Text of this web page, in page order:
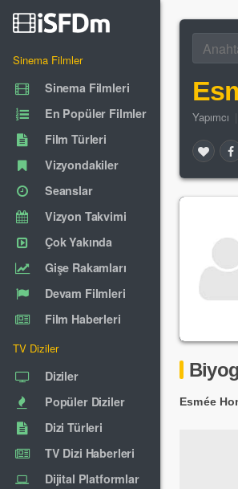
Sinema Filmler
Sinema Filmleri
En Popüler Filmler
Film Türleri
Vizyondakiler
Seanslar
Vizyon Takvimi
Çok Yakında
Gişe Rakamları
Devam Filmleri
Film Haberleri
TV Diziler
Diziler
Popüler Diziler
Dizi Türleri
TV Dizi Haberleri
Dijital Platformlar
Yapımcı
Esmée